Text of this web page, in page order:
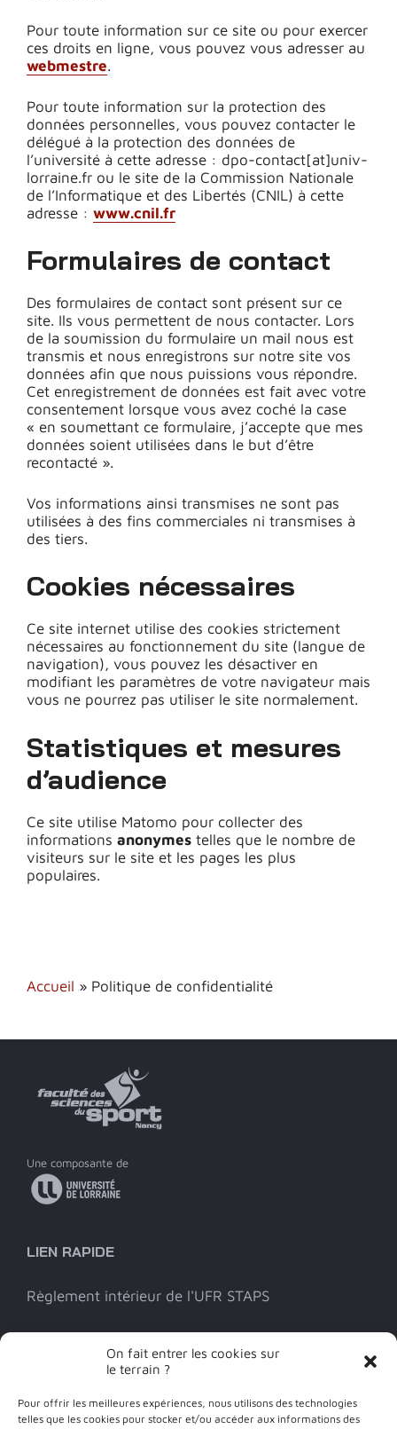
On fait entrer les cookies sur
le terrain ?
Pour offrir les meilleures expériences, nous utilisons des technologies
telles que les cookies pour stocker et/ou accéder aux informations des
Pour toute information sur ce site ou pour exercer
ces droits en ligne, vous pouvez vous adresser au
webmestre.
Pour toute information sur la protection des
données personnelles, vous pouvez contacter le
délégué à la protection des données de
l’université à cette adresse : dpo-contact[at]univ-
lorraine.fr ou le site de la Commission Nationale
de l’Informatique et des Libertés (CNIL) à cette
adresse : www.cnil.fr
Formulaires de contact
Des formulaires de contact sont présent sur ce
site. Ils vous permettent de nous contacter. Lors
de la soumission du formulaire un mail nous est
transmis et nous enregistrons sur notre site vos
données afin que nous puissions vous répondre.
Cet enregistrement de données est fait avec votre
consentement lorsque vous avez coché la case
« en soumettant ce formulaire, j’accepte que mes
données soient utilisées dans le but d’être
recontacté ».
Vos informations ainsi transmises ne sont pas
utilisées à des fins commerciales ni transmises à
des tiers.
Cookies nécessaires
Ce site internet utilise des cookies strictement
nécessaires au fonctionnement du site (langue de
navigation), vous pouvez les désactiver en
modifiant les paramètres de votre navigateur mais
vous ne pourrez pas utiliser le site normalement.
Statistiques et mesures
d’audience
Ce site utilise Matomo pour collecter des
informations anonymes telles que le nombre de
visiteurs sur le site et les pages les plus
populaires.
Accueil » Politique de confidentialité
Une composante de
LIEN RAPIDE
Règlement intérieur de l'UFR STAPS
INFOS PRATIQUES